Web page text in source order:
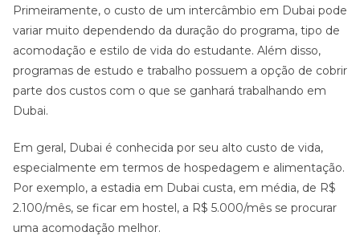
Primeiramente, o custo de um intercâmbio em Dubai pode
variar muito dependendo da duração do programa, tipo de
acomodação e estilo de vida do estudante. Além disso,
programas de estudo e trabalho possuem a opção de cobrir
parte dos custos com o que se ganhará trabalhando em
Dubai.
Em geral, Dubai é conhecida por seu alto custo de vida,
especialmente em termos de hospedagem e alimentação.
Por exemplo, a estadia em Dubai custa, em média, de R$
2.100/mês, se ficar em hostel, a R$ 5.000/mês se procurar
uma acomodação melhor.